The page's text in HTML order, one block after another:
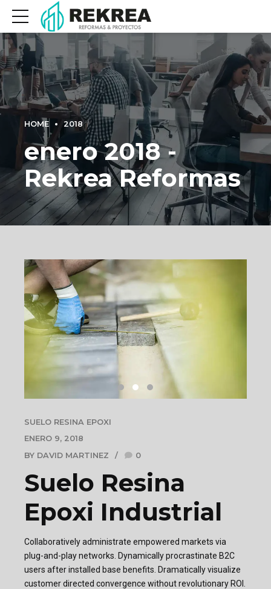
HOME 2018
enero 2018 -
Rekrea Reformas
SUELO RESINA EPOXI
ENERO 9, 2018
BY DAVID MARTINEZ
0
Suelo Resina
Epoxi Industrial
Collaboratively administrate empowered markets via
plug-and-play networks. Dynamically procrastinate B2C
users after installed base benefits. Dramatically visualize
customer directed convergence without revolutionary ROI.